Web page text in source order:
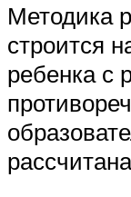
Методика
строится
ребенка с